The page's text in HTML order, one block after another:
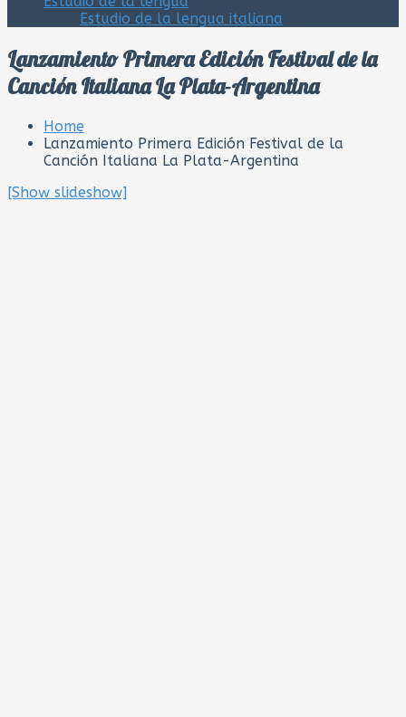
Estudio de la lengua italiana
Lanzamiento Primera Edición Festival de la
Canción Italiana La Plata-Argentina
Home
Lanzamiento Primera Edición Festival de la
Canción Italiana La Plata-Argentina
[Show slideshow]